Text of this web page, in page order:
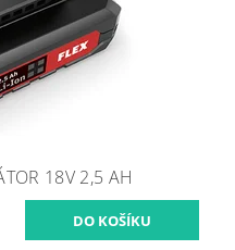
18V 2,5 AH